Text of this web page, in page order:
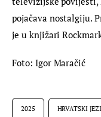
pojačava nostalgiju.
je u knjižari
Foto: Igor Maračić
2025 HRVATSKI